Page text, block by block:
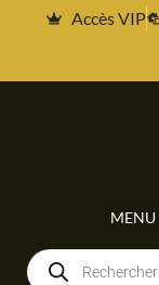
Accès VIP